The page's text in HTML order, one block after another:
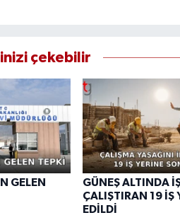
çekebilir
GELEN
GÜNEŞ ALTINDA
ÇALIŞTIRAN 19 İŞ
EDİLDİ